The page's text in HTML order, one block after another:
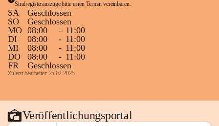
Strafregisterauszüge bitte einen Termin vereinbaren.
SA
Geschlossen
SO
Geschlossen
MO 08:00 - 11:00
DI
08:00 - 11:00
MI
08:00 - 11:00
DO
08:00 - 11:00
FR
Geschlossen
Zuletzt bearbeitet: 25.02.2025
Veröffentlichungsportal